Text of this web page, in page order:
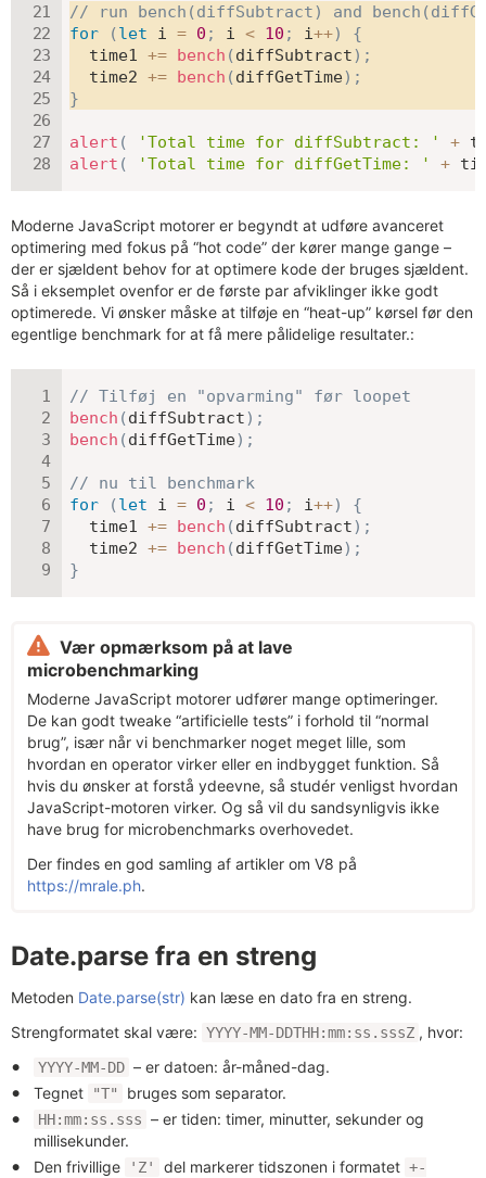
// run bench(diffSubtract) and
for
(let i = 0 ; i < 10 ; i++)
{
  time1
+= bench (diffSubtract) ;
  time2
+= bench (diffGetTime) ;
}
alert ( 'Total time for diffSubtract: ' +
alert ( 'Total time for diffGetTime: ' +
Moderne JavaScript motorer er begyndt at udføre avanceret
optimering med fokus på “hot code” der kører mange gange –
der er sjældent behov for at optimere kode der bruges sjældent.
Så i eksemplet ovenfor er de første par afviklinger ikke godt
optimerede. Vi ønsker måske at tilføje en “heat-up” kørsel før den
egentlige benchmark for at få mere pålidelige resultater.:
// Tilføj en "opvarming" før loopet
bench (diffSubtract) ;
bench (diffGetTime) ;
// nu til benchmark
for
(let i = 0 ; i < 10 ; i++)
{
  time1
+= bench (diffSubtract) ;
  time2
+= bench (diffGetTime) ;
}
Vær opmærksom på at lave
microbenchmarking
Moderne JavaScript motorer udfører mange optimeringer.
De kan godt tweake “artificielle tests” i forhold til “normal
brug”, især når vi benchmarker noget meget lille, som
hvordan en operator virker eller en indbygget funktion. Så
hvis du ønsker at forstå ydeevne, så studér venligst hvordan
JavaScript-motoren virker. Og så vil du sandsynligvis ikke
have brug for microbenchmarks overhovedet.
Der findes en god samling af artikler om V8 på
https://mrale.ph.
Date.parse fra en streng
Metoden Date.parse(str) kan læse en dato fra en streng.
Strengformatet skal være: YYYY-MM-DDTHH:mm:ss.sssZ , hvor:
YYYY-MM-DD – er datoen: år-måned-dag.
Tegnet
"T" bruges som separator.
HH:mm:ss.sss – er tiden: timer, minutter, sekunder og
millisekunder.
Den frivillige
'Z' del markerer tidszonen i formatet +-